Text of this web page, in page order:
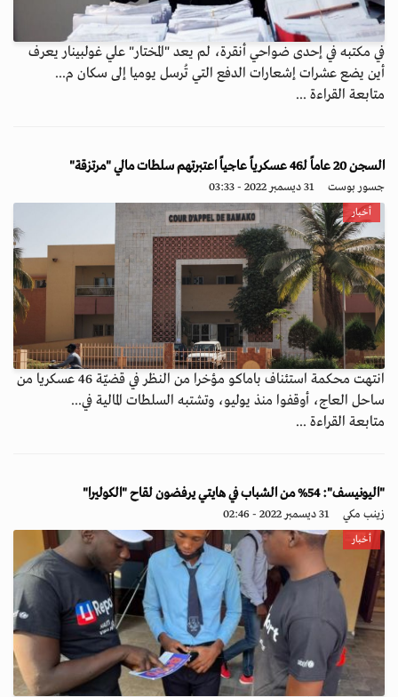
في مكتبه في إحدى ضواحي أنقرة، لم يعد "المختار" علي غولبينار يعرف
أين يضع عشرات إشعارات الدفع التي تُرسل يوميا إلى سكان م...
متابعة القراءة ...
السجن 20 عاماً لـ46 عسكرياً عاجياً اعتبرتهم سلطات مالي "مرتزقة"
جسور بوست 31 ديسمبر 2022 - 03:33
أخبار
انتهت محكمة استئناف باماكو مؤخرا من النظر في قضيّة 46 عسكريا من
ساحل العاج، أوقفوا منذ يوليو، وتشتبه السلطات المالية في...
متابعة القراءة ...
"اليونيسف": 54% من الشباب في هايتي يرفضون لقاح "الكوليرا"
زينب مكي 31 ديسمبر 2022 - 02:46
أخبار